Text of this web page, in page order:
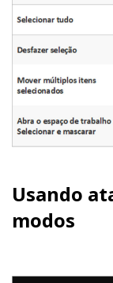
Usando
modos